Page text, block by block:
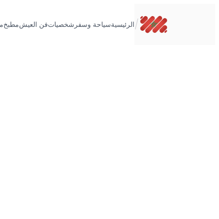
/الرئيسيةسياحة وسفر شخصياتفن العيشمطبخ